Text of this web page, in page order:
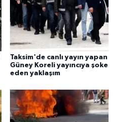
Taksim'de canlı yayın yapan
Güney Koreli yayıncıya şoke
eden yaklaşım